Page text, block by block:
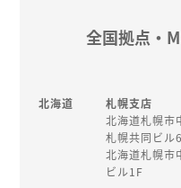
全国拠点・
北海道
札幌支店
北海道札幌市
札幌共同ビル
北海道札幌市
ビル1F